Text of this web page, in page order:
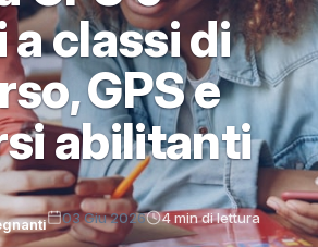
a classi di
GPS e
abilitanti
03 Giu 2026 4 min di lettura